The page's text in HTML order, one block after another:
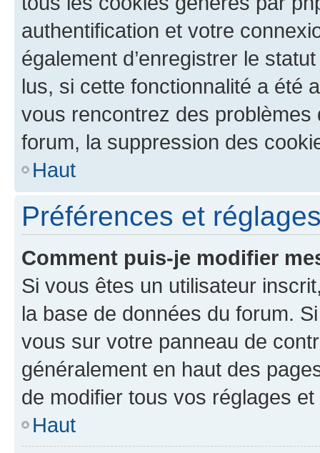
authentification et votre
également d’enregistrer le
lus, si cette fonctionnalité a été
vous rencontrez des
forum, la suppression des
Haut
Préférences et
Comment puis-je modifier
Si vous êtes un utilisateur
la base de données du forum.
vous sur votre panneau de
généralement en haut des
de modifier tous vos réglages
Haut